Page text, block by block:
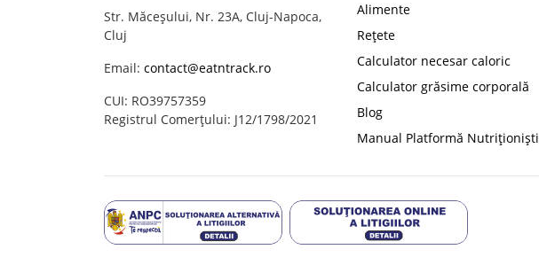
Str. Măceșului, Nr. 23A, Cluj-Napoca,
Cluj
Email: contact@eatntrack.ro
CUI: RO39757359
Registrul Comerțului: J12/1798/2021
Alimente
Rețete
Calculator necesar caloric
Calculator grăsime corporală
Blog
Manual Platformă Nutriționiști